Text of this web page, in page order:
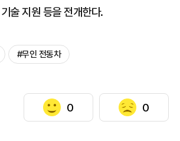
술 지원 등을 전개한다.
#무인 전동차
0 0